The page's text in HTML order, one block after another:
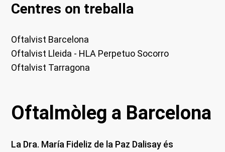
Centres on treballa
Oftalvist Barcelona
Oftalvist Lleida - HLA Perpetuo Socorro
Oftalvist Tarragona
Oftalmòleg a Barcelona
La Dra. María Fideliz de la Paz Dalisay és